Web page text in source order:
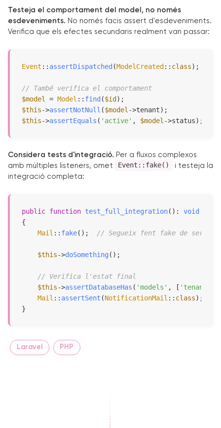
Testeja el comportament del model, no només
esdeveniments. No només facis assert d'esdeveniments.
Verifica que els efectes secundaris realment van passar:
Event :: assertDispatched (ModelCreated :: class);
// També verifica el comportament
$model
= Model :: find ($id
$this->assertNotNull ($model
$this->assertEquals ( 'active' , $model ->status);
Considera tests d'integració. Per a fluxos complexos
amb múltiples listeners, omet
Event::fake()
i testeja la
integració completa:
public function test_full_integration( ): void
{
Mail :: fake(); // Segueix fent fake de serveis
$this->doSomething ();
// Verifica l'estat final
$this->assertDatabaseHas ( 'models' , [ 'tenant'
Mail :: assertSent (NotificationMail :: class);
}
Laravel PHP